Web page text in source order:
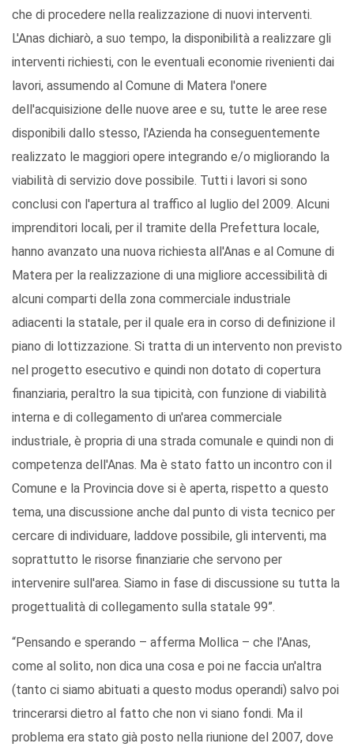
che di procedere nella realizzazione di nuovi interventi.
L'Anas dichiarò, a suo tempo, la disponibilità a realizzare gli
interventi richiesti, con le eventuali economie rivenienti dai
lavori, assumendo al Comune di Matera l'onere
dell'acquisizione delle nuove aree e su, tutte le aree rese
disponibili dallo stesso, l'Azienda ha conseguentemente
realizzato le maggiori opere integrando e/o migliorando la
viabilità di servizio dove possibile. Tutti i lavori si sono
conclusi con l'apertura al traffico al luglio del 2009. Alcuni
imprenditori locali, per il tramite della Prefettura locale,
hanno avanzato una nuova richiesta all'Anas e al Comune di
Matera per la realizzazione di una migliore accessibilità di
alcuni comparti della zona commerciale industriale
adiacenti la statale, per il quale era in corso di definizione il
piano di lottizzazione. Si tratta di un intervento non previsto
nel progetto esecutivo e quindi non dotato di copertura
finanziaria, peraltro la sua tipicità, con funzione di viabilità
interna e di collegamento di un'area commerciale
industriale, è propria di una strada comunale e quindi non di
competenza dell'Anas. Ma è stato fatto un incontro con il
Comune e la Provincia dove si è aperta, rispetto a questo
tema, una discussione anche dal punto di vista tecnico per
cercare di individuare, laddove possibile, gli interventi, ma
soprattutto le risorse finanziarie che servono per
intervenire sull'area. Siamo in fase di discussione su tutta la
progettualità di collegamento sulla statale 99”.
“Pensando e sperando – afferma Mollica – che l'Anas,
come al solito, non dica una cosa e poi ne faccia un'altra
(tanto ci siamo abituati a questo modus operandi) salvo poi
trincerarsi dietro al fatto che non vi siano fondi. Ma il
problema era stato già posto nella riunione del 2007, dove